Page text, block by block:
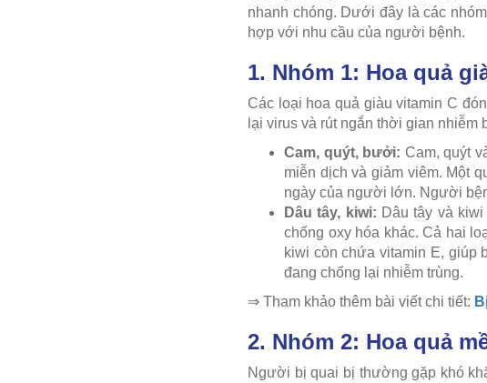
nhanh chóng. Dưới đây là các
hợp với nhu cầu của người bệnh.
1. Nhóm 1: Hoa quả
Các loại hoa quả giàu vitamin C
lại virus và rút ngắn thời gian nhiễm
Cam, quýt, bưởi: Cam, quýt
miễn dịch và giảm viêm. Một
ngày của người lớn. Người
Dâu tây, kiwi: Dâu tây và
chống oxy hóa khác. Cả hai
kiwi còn chứa vitamin E, giúp
đang chống lại nhiễm trùng.
⇒ Tham khảo thêm bài viết chi tiết:
2. Nhóm 2: Hoa quả
Người bị quai bị thường gặp khó